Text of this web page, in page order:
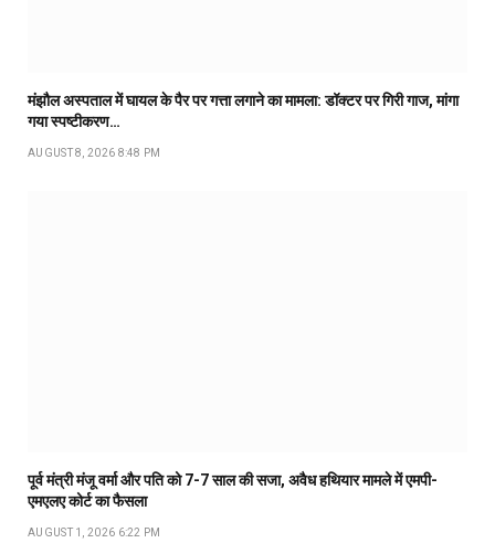
मंझौल अस्पताल में घायल के पैर पर गत्ता लगाने का मामला: डॉक्टर पर गिरी गाज, मांगा
गया स्पष्टीकरण…
AUGUST 8, 2026 8:48 PM
पूर्व मंत्री मंजू वर्मा और पति को 7-7 साल की सजा, अवैध हथियार मामले में एमपी-
एमएलए कोर्ट का फैसला
AUGUST 1, 2026 6:22 PM